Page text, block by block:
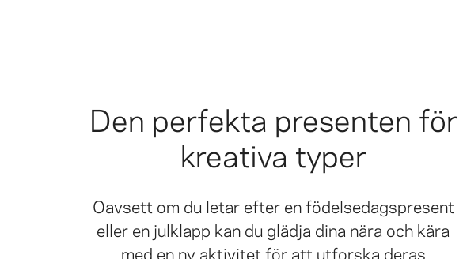
Den perfekta presenten för
kreativa typer
Oavsett om du letar efter en födelsedagspresent
eller en julklapp kan du glädja dina nära och kära
med en ny aktivitet för att utforska deras